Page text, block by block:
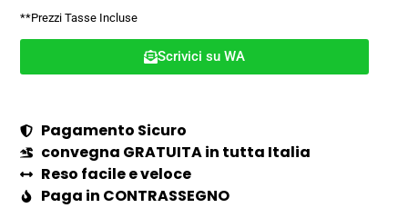
**Prezzi Tasse Incluse
Scrivici su WA
Pagamento Sicuro
convegna GRATUITA in tutta Italia
Reso facile e veloce
Paga in CONTRASSEGNO